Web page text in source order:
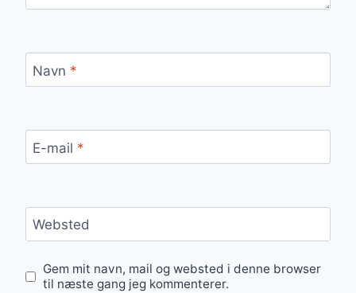
Navn *
E-mail *
Websted
Gem mit navn, mail og websted i denne browser
til næste gang jeg kommenterer.